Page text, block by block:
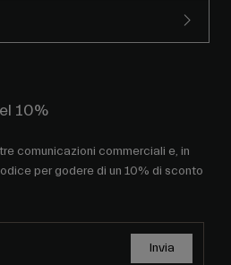
10%
comunicazioni commerciali e, in
per godere di un 10% di sconto
Invia